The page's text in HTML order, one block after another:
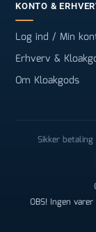
KONTO &
Log ind / Min
Erhverv &
Om Kloakgods
Sikker
OBS! Ingen